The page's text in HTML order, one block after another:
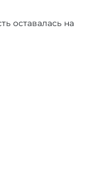
оставалась на